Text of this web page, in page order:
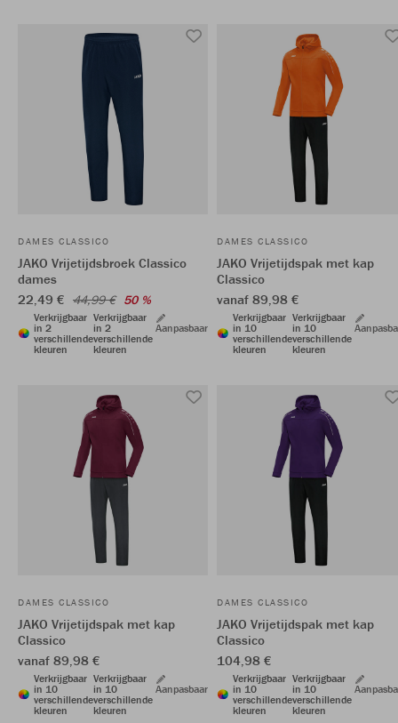
DAMES CLASSICO
JAKO Vrijetijdsbroek Classico
dames
22,49 € 44,99 € 50 %
Verkrijgbaar
in 2
verschillende
kleuren
Verkrijgbaar
in 2
verschillende
kleuren
Aanpasbaar
DAMES CLASSICO
JAKO Vrijetijdspak met kap
Classico
vanaf 89,98 €
Verkrijgbaar
in 10
verschillende
kleuren
Verkrijgbaar
in 10
verschillende
kleuren
DAMES CLASSICO
JAKO Vrijetijdspak met kap
Classico
vanaf 89,98 €
Verkrijgbaar
in 10
verschillende
kleuren
Verkrijgbaar
in 10
verschillende
kleuren
Aanpasbaar
DAMES CLASSICO
JAKO Vrijetijdspak met kap
Classico
104,98 €
Verkrijgbaar
in 10
verschillende
kleuren
Verkrijgbaar
in 10
verschillende
kleuren